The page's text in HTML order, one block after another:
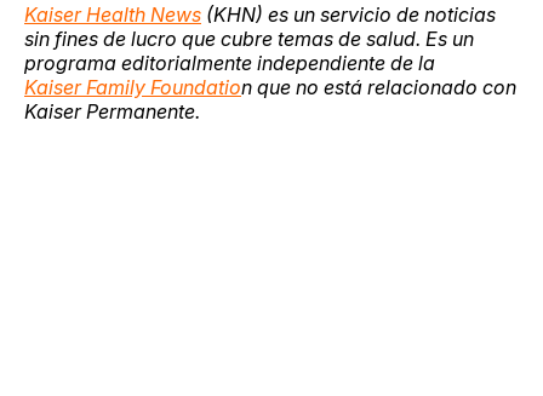
Kaiser Health News (KHN) es un servicio de noticias
sin fines de lucro que cubre temas de salud. Es un
programa editorialmente independiente de la
Kaiser Family Foundation que no está relacionado con
Kaiser Permanente.